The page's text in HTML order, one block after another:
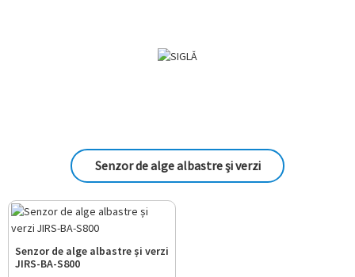
Senzor de alge albastre și verzi
Senzor de alge albastre și verzi
JIRS-BA-S800